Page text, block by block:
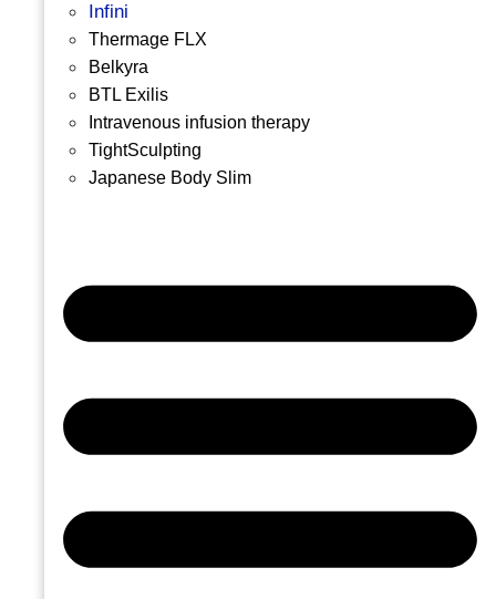
Infini
Thermage FLX
Belkyra
BTL Exilis
Intravenous infusion therapy
TightSculpting
Japanese Body Slim